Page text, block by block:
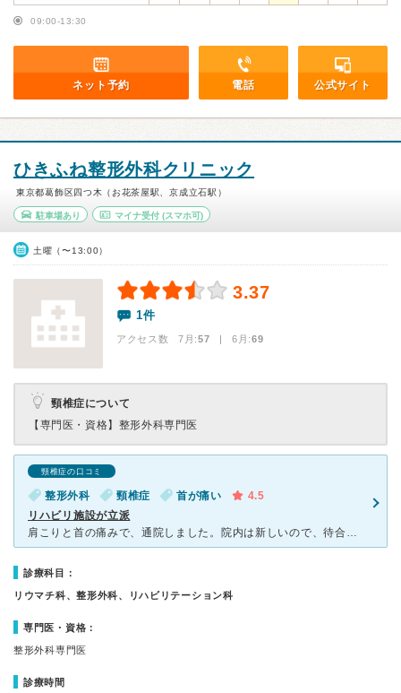
09:00-13:30
ネット予約 電話 公式サイト
ひきふね整形外科クリニック
東京都葛飾区四つ木（お花茶屋駅、京成立石駅）
駐車場あり マイナ受付(スマホ可)
土曜（〜13:00）
3.37
1件
アクセス数 7月:57 | 6月:69
頸椎症について
【専門医・資格】 整形外科専門医
頸椎症の口コミ
整形外科 頸椎症 首が痛い
4.5
リハビリ施設が立派
肩こりと首の痛みで、通院しました。院内は新しいので、待合室、診療室ともキレイでした。脳外科のほうもみてもらおうとしたら、2週間に一度しか脳外科の先生が来ないとの事で、仕事の関係でどうしても時間がとれず
診療科目：
リウマチ科、整形外科、リハビリテーション科
専門医・資格：
整形外科専門医
診療時間